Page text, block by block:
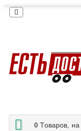
0 Tоваров, на